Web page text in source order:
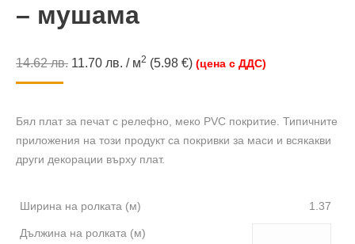
– мушама
14.62лв. 11.70 лв. / м2 (5.98 €) (цена с ДДС)
Бял плат за печат с релефно, меко PVC покритие. Типичните
приложения на този продукт са покривки за маси и всякакви
други декорации върху плат.
Ширина на ролката (м) 1.37
Дължина на ролката (м)